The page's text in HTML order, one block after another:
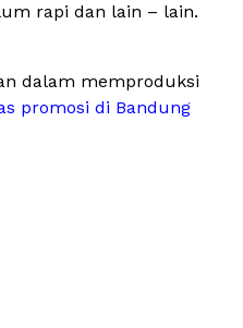
rapi dan lain – lain.
dalam memproduksi
promosi di Bandung